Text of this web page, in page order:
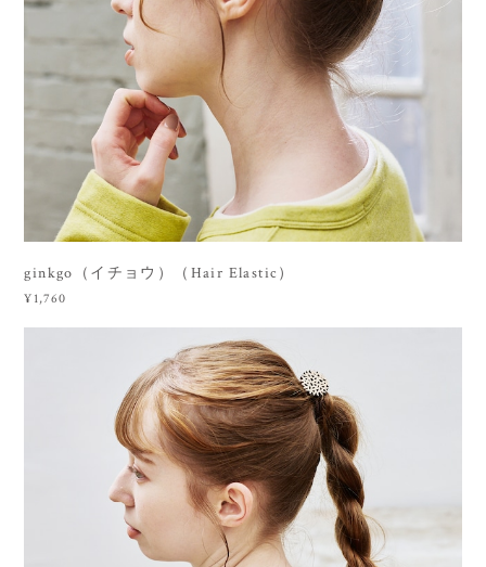
ginkgo（イチョウ）（Hair Elastic）
¥1,760